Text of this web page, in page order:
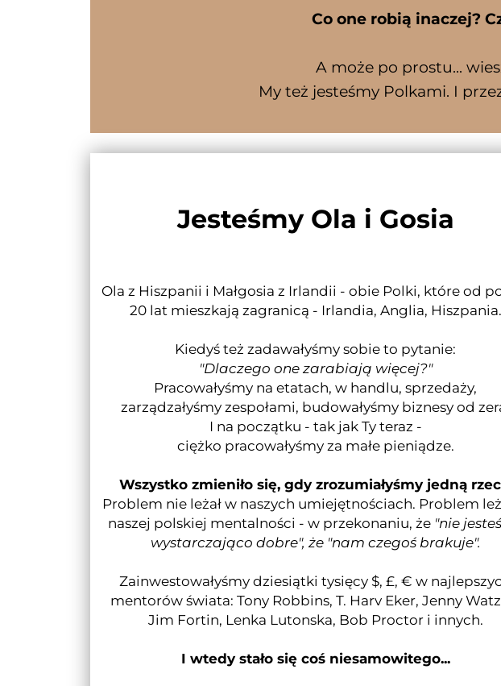
Co one robią inaczej?
A może po prostu...
My też jesteśmy Polkami. I
Jesteśmy Ola i Gosia
Ola z Hiszpanii i Małgosia z Irlandii - obie Polki, które od
20 lat mieszkają zagranicą - Irlandia, Anglia, Hiszpania.
Kiedyś też zadawałyśmy sobie to pytanie:
"Dlaczego one zarabiają więcej?"
Pracowałyśmy na etatach, w handlu, sprzedaży,
zarządzałyśmy zespołami, budowałyśmy biznesy od
I na początku - tak jak Ty teraz -
ciężko pracowałyśmy za małe pieniądze.
Wszystko zmieniło się, gdy zrozumiałyśmy jedną
Problem nie leżał w naszych umiejętnościach. Problem
naszej polskiej mentalności - w przekonaniu, że "nie
wystarczająco dobre", że "nam czegoś brakuje".
Zainwestowałyśmy dziesiątki tysięcy $, £, € w
mentorów świata: Tony Robbins, T. Harv Eker, Jenny
Jim Fortin, Lenka Lutonska, Bob Proctor i innych.
I wtedy stało się coś niesamowitego...